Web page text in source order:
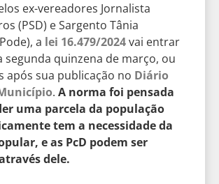
ex-vereadores Jornalista
(PSD) e Sargento Tânia
a lei 16.479/2024vai entrar
segunda quinzena de março, ou
após sua publicação no Diário
. A norma foi pensada
uma parcela da população
tem a necessidade da
e as PcD podem ser
dele.